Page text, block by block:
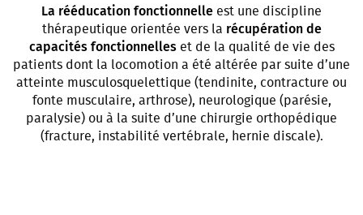
La rééducation fonctionnelle est une discipline
thérapeutique orientée vers la récupération de
capacités fonctionnelleset de la qualité de vie des
patients dont la locomotion a été altérée par suite d’une
atteinte musculosquelettique (tendinite, contracture ou
fonte musculaire, arthrose), neurologique (parésie,
paralysie) ou à la suite d’une chirurgie orthopédique
(fracture, instabilité vertébrale, hernie discale).